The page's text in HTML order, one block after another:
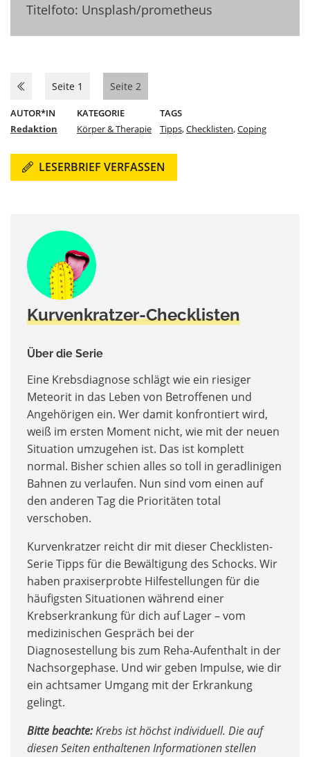
Titelfoto: Unsplash/prometheus
Seite 1 Seite 2
AUTOR*IN
Redaktion
KATEGORIE
Körper & Therapie
TAGS
Tipps,Checklisten,Coping
LESERBRIEF VERFASSEN
Kurvenkratzer-Checklisten
Über die Serie
Eine Krebsdiagnose schlägt wie ein riesiger
Meteorit in das Leben von Betroffenen und
Angehörigen ein. Wer damit konfrontiert wird,
weiß im ersten Moment nicht, wie mit der neuen
Situation umzugehen ist. Das ist komplett
normal. Bisher schien alles so toll in geradlinigen
Bahnen zu verlaufen. Nun sind vom einen auf
den anderen Tag die Prioritäten total
verschoben.
Kurvenkratzer reicht dir mit dieser Checklisten-
Serie Tipps für die Bewältigung des Schocks. Wir
haben praxiserprobte Hilfestellungen für die
häufigsten Situationen während einer
Krebserkrankung für dich auf Lager – vom
medizinischen Gespräch bei der
Diagnosestellung bis zum Reha-Aufenthalt in der
Nachsorgephase. Und wir geben Impulse, wie dir
ein achtsamer Umgang mit der Erkrankung
gelingt.
Bitte beachte:Krebs ist höchst individuell. Die auf
diesen Seiten enthaltenen Informationen stellen